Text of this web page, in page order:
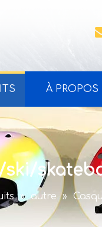
À
ski/
» autre »